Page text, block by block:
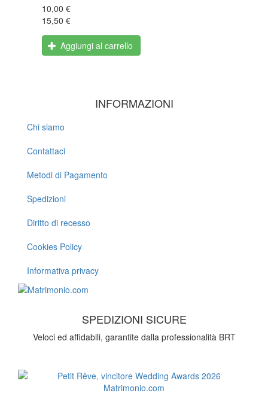
10,00 €
15,50 €
Aggiungi al carrello
INFORMAZIONI
Chi siamo
Contattaci
Metodi di Pagamento
Spedizioni
Diritto di recesso
Cookies Policy
Informativa privacy
SPEDIZIONI SICURE
Veloci ed affidabili, garantite dalla professionalità BRT